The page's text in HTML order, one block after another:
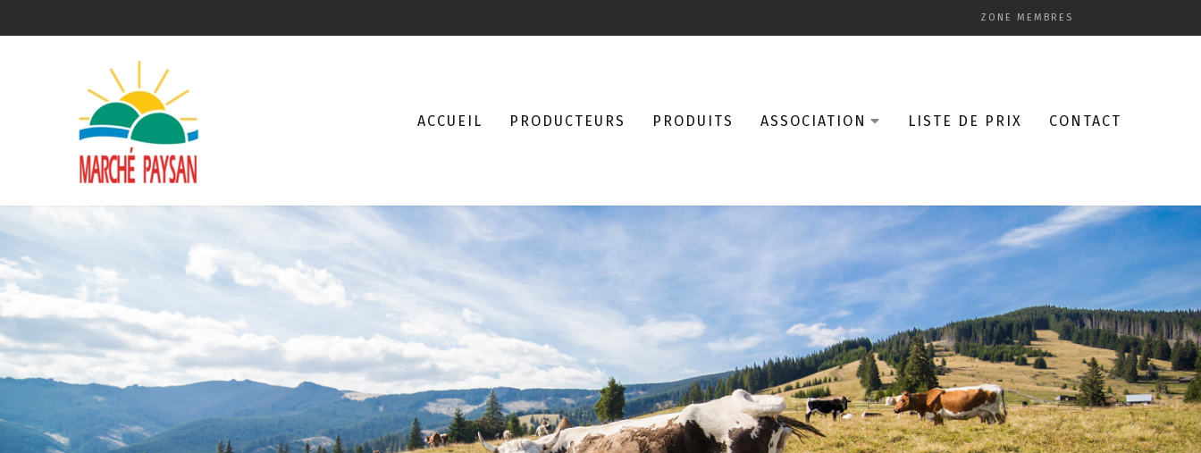
ZONE MEMBRES
ACCUEIL PRODUCTEURS PRODUITS ASSOCIATION LISTE DE PRIX CONTACT
Qui sommes-nous ?
Devenir membre
Revue de presse
Guide de la vente directe
Film de présentation